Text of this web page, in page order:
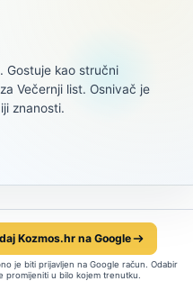
Gostuje kao stručni
Večernji list. Osnivač je
znanosti.
Kozmos.hr na Google
je biti prijavljen na Google račun. Odabir
promijeniti u bilo kojem trenutku.